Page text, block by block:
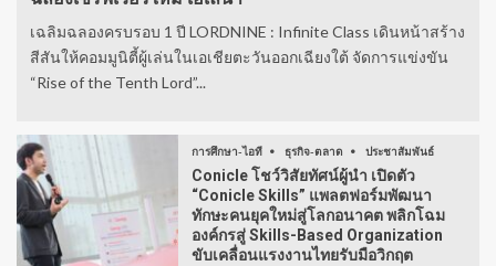
เฉลิมฉลองครบรอบ 1 ปี LORDNINE : Infinite Class เดินหน้าสร้าง
สีสันให้คอมมูนิตี้ผู้เล่นในเอเชียตะวันออกเฉียงใต้ จัดการแข่งขัน
“Rise of the Tenth Lord”...
การศึกษา-ไอที ธุรกิจ-ตลาด ประชาสัมพันธ์
Conicle โชว์วิสัยทัศน์ผู้นำ เปิดตัว
“Conicle Skills” แพลตฟอร์มพัฒนา
ทักษะคนยุคใหม่สู่โลกอนาคต พลิกโฉม
องค์กรสู่ Skills-Based Organization
ขับเคลื่อนแรงงานไทยรับมือวิกฤต